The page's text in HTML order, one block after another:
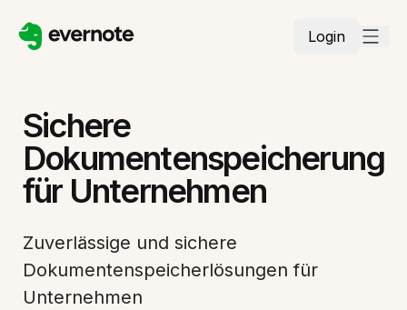
Login
Sichere
Dokumentenspeicherung
für Unternehmen
Zuverlässige und sichere
Dokumentenspeicherlösungen für
Unternehmen